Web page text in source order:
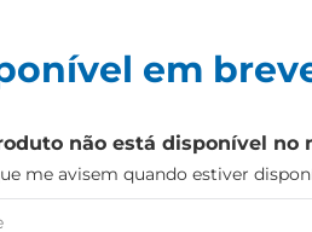
em
não está disponível no
me avisem quando estiver